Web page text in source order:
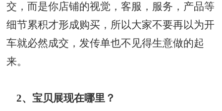
交，而是你店铺的视觉，客服，服务，产品等
细节累积才形成购买，所以大家不要再以为开
车就必然成交，发传单也不见得生意做的起
来。
2、宝贝展现在哪里？